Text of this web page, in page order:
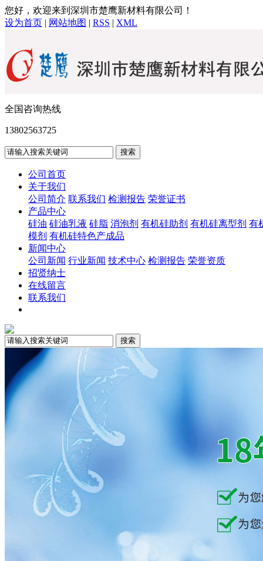
您好，欢迎来到深圳市楚鹰新材料有限公司！
设为首页 | 网站地图 | RSS | XML
全国咨询热线
13802563725
公司首页
关于我们
公司简介 联系我们 检测报告 荣誉证书
产品中心
硅油 硅油乳液 硅脂 消泡剂 有机硅助剂 有机硅离型剂 有
模剂 有机硅特色产成品
新闻中心
公司新闻 行业新闻 技术中心 检测报告 荣誉资质
招贤纳士
在线留言
联系我们